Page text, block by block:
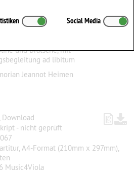
III
und Bratsche, mit
ad libitum
Jeannot Heimen
Download
- nicht geprüft
A4-Format (210mm x 297mm),
Music4Viola
Social Media